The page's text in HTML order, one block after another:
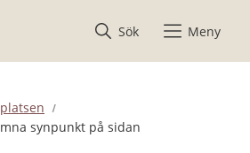
Sök
Meny
synpunkt på sidan